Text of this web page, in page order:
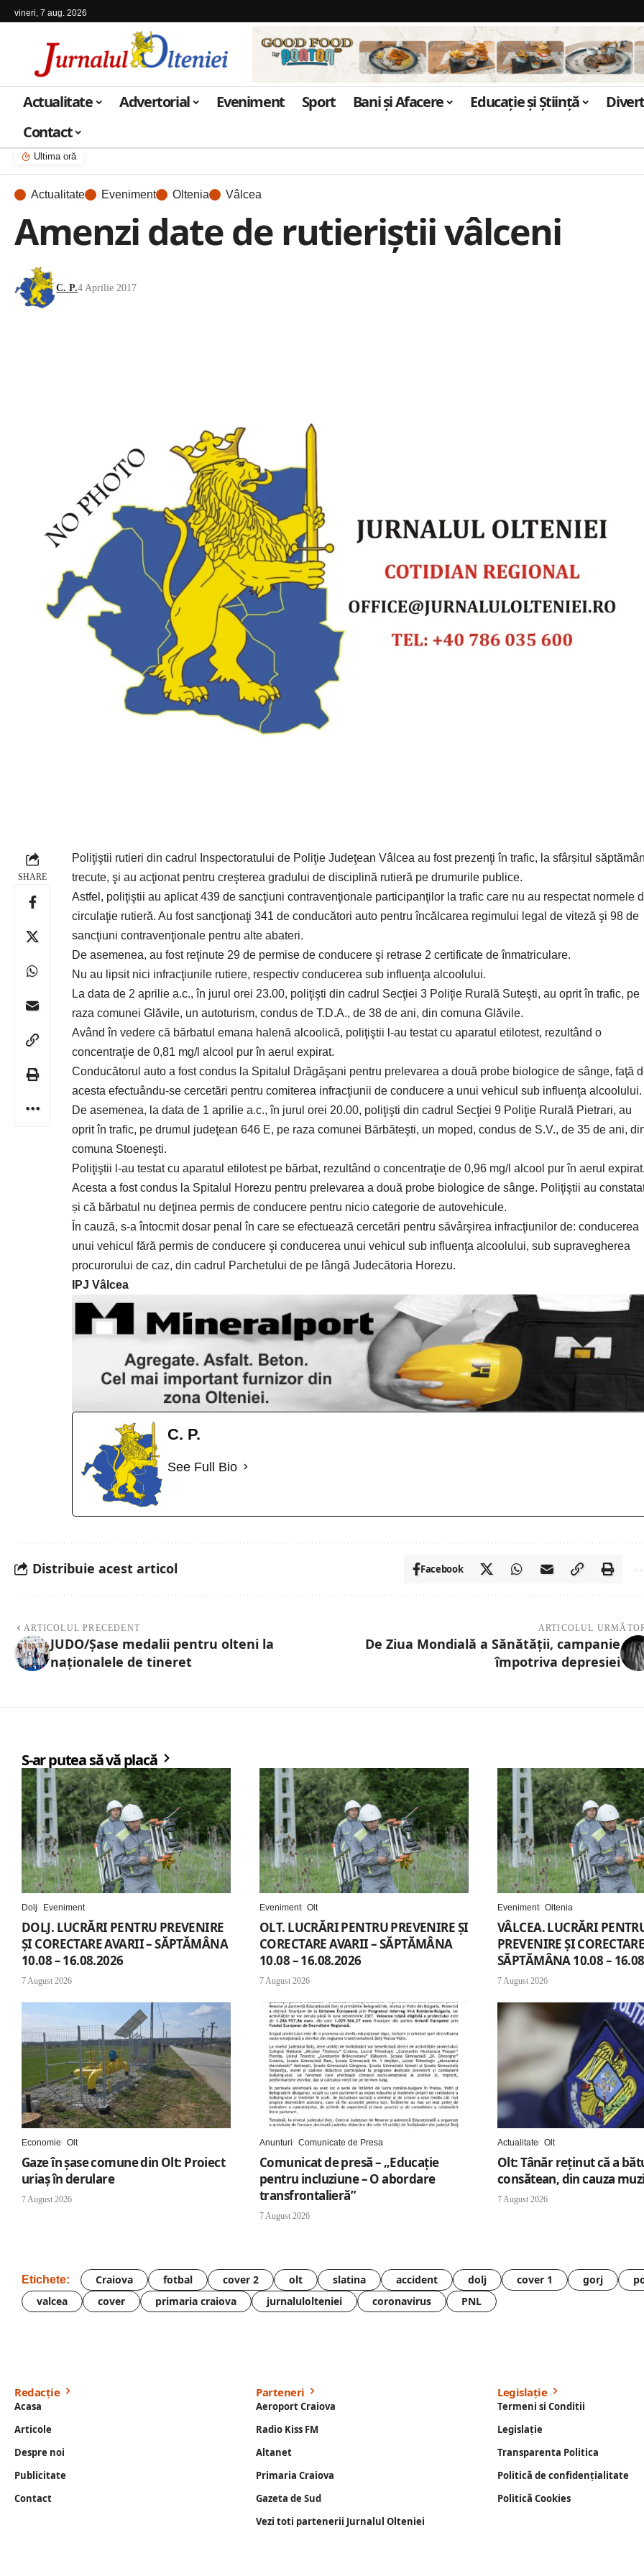
vineri, 7 aug. 2026
Actualitate Advertorial Eveniment Sport Bani și Afacere Educație și Știință
Contact
Ultima oră
Actualitate Eveniment Oltenia Vâlcea
Amenzi date de rutieriștii vâlceni
C. P.4 Aprilie 2017
SHARE
Poliţiştii rutieri din cadrul Inspectoratului de Poliţie Judeţean Vâlcea au fost prezenţi în trafic, la sfârșitul
trecute, şi au acţionat pentru creşterea gradului de disciplină rutieră pe drumurile publice.
Astfel, poliţiştii au aplicat 439 de sancţiuni contravenţionale participanţilor la trafic care nu au respectat normele
circulaţie rutieră. Au fost sancţionaţi 341 de conducători auto pentru încălcarea regimului legal de viteză şi 98 de
sancţiuni contravenţionale pentru alte abateri.
De asemenea, au fost reţinute 29 de permise de conducere şi retrase 2 certificate de înmatriculare.
Nu au lipsit nici infracţiunile rutiere, respectiv conducerea sub influenţa alcoolului.
La data de 2 aprilie a.c., în jurul orei 23.00, poliţişti din cadrul Secţiei 3 Poliţie Rurală Suteşti, au oprit în trafic, pe
raza comunei Glăvile, un autoturism, condus de T.D.A., de 38 de ani, din comuna Glăvile.
Având în vedere că bărbatul emana halenă alcoolică, poliţiştii l-au testat cu aparatul etilotest, rezultând o
concentraţie de 0,81 mg/l alcool pur în aerul expirat.
Conducătorul auto a fost condus la Spitalul Drăgăşani pentru prelevarea a două probe biologice de sânge, faţă
acesta efectuându-se cercetări pentru comiterea infracţiunii de conducere a unui vehicul sub influenţa alcoolului.
De asemenea, la data de 1 aprilie a.c., în jurul orei 20.00, poliţişti din cadrul Secţiei 9 Poliţie Rurală Pietrari, au
oprit în trafic, pe drumul judeţean 646 E, pe raza comunei Bărbăteşti, un moped, condus de S.V., de 35 de ani,
comuna Stoeneşti.
Poliţiştii l-au testat cu aparatul etilotest pe bărbat, rezultând o concentraţie de 0,96 mg/l alcool pur în aerul expirat.
Acesta a fost condus la Spitalul Horezu pentru prelevarea a două probe biologice de sânge. Poliţiştii au
și că bărbatul nu deţinea permis de conducere pentru nicio categorie de autovehicule.
În cauză, s-a întocmit dosar penal în care se efectuează cercetări pentru săvârşirea infracţiunilor de: conducerea
unui vehicul fără permis de conducere şi conducerea unui vehicul sub influenţa alcoolului, sub supravegherea
procurorului de caz, din cadrul Parchetului de pe lângă Judecătoria Horezu.
IPJ Vâlcea
C. P.
See Full Bio
Distribuie acest articol Facebook
ARTICOLUL PRECEDENT
JUDO/Șase medalii pentru olteni la
naționalele de tineret
ARTICOLUL
De Ziua Mondială a Sănătății, campanie
împotriva depresiei
S-ar putea să vă placă
Dolj Eveniment
DOLJ. LUCRĂRI PENTRU PREVENIRE
ȘI CORECTARE AVARII – SĂPTĂMÂNA
10.08 – 16.08.2026
7 August 2026
Eveniment Olt
OLT. LUCRĂRI PENTRU PREVENIRE ȘI
CORECTARE AVARII – SĂPTĂMÂNA
10.08 – 16.08.2026
7 August 2026
Eveniment Oltenia
VÂLCEA. LUCRĂRI
PREVENIRE ȘI
SĂPTĂMÂNA 10.08 –
7 August 2026
Economie Olt
Gaze în șase comune din Olt: Proiect
uriaș în derulare
7 August 2026
Anunturi Comunicate de Presa
Comunicat de presă – „Educație
pentru incluziune – O abordare
transfrontalieră”
7 August 2026
Actualitate Olt
Olt: Tânăr reţinut că a
consătean, din cauza
7 August 2026
Etichete: Craiova fotbal cover 2 olt slatina accident dolj cover 1 gorj
valcea
cover primaria craiova jurnalulolteniei coronavirus PNL
Redacție
Acasa
Articole
Despre noi
Publicitate
Contact
Parteneri
Aeroport Craiova
Radio Kiss FM
Altanet
Primaria Craiova
Gazeta de Sud
Vezi toti partenerii Jurnalul Olteniei
Legislație
Termeni si Conditii
Legislație
Transparenta Politica
Politică de confidențialitate
Politică Cookies